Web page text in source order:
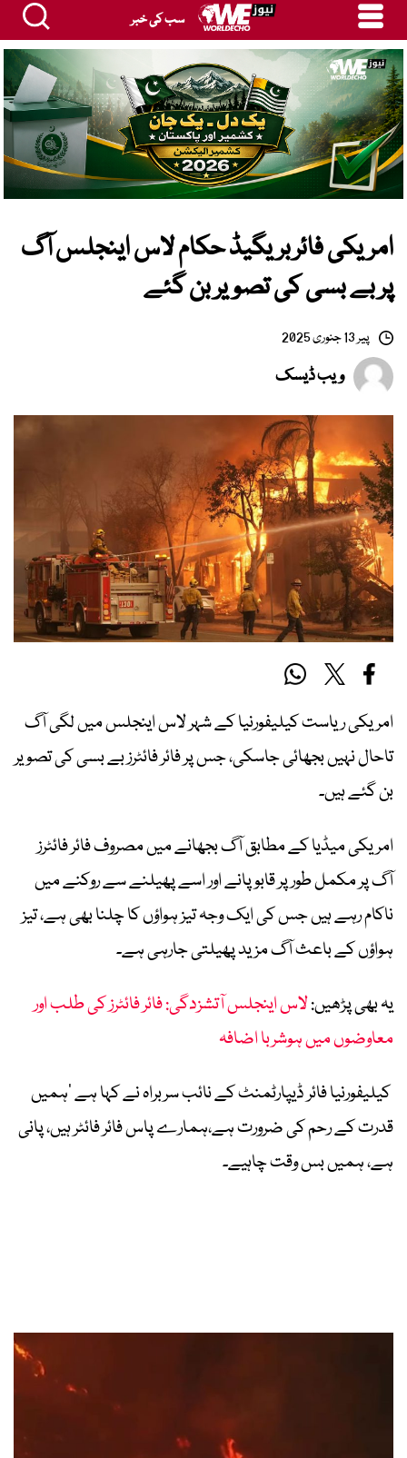
سب کی خبر
امریکی فائربریگیڈ حکام لاس اینجلس آگ
پر بے بسی کی تصویر بن گئے
پیر 13 جنوری 2025
ویب ڈیسک
امریکی ریاست کیلیفورنیا کے شہر لاس اینجلس میں لگی آگ
تاحال نہیں بجھائی جاسکی، جس پر فائر فائٹرز بے بسی کی تصویر
بن گئے ہیں۔
امریکی میڈیا کے مطابق آگ بجھانے میں مصروف فائر فائٹرز
آگ پر مکمل طور پر قابو پانے اور اسے پھیلنے سے روکنے میں
ناکام رہے ہیں جس کی ایک وجہ تیز ہواؤں کا چلنا بھی ہے، تیز
ہواؤں کے باعث آگ مزید پھیلتی جارہی ہے۔
یہ بھی پڑھیں:لاس اینجلس آتشزدگی: فائر فائٹرز کی طلب اور
معاوضوں میں ہوشربا اضافہ
کیلیفورنیا فائر ڈیپارٹمنٹ کے نائب سربراہ نے کہا ہے ’ہمیں
قدرت کے رحم کی ضرورت ہے،ہمارے پاس فائر فائٹر ہیں، پانی
ہے، ہمیں بس وقت چاہیے۔